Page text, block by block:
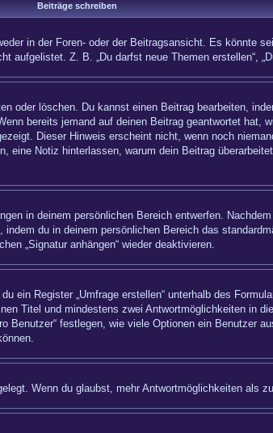
Beiträge schreiben
in der Foren- oder der Beitragsansicht. Es könnte
Z. B. „Du darfst neue Themen erstellen“,
oder löschen. Du kannst einen Beitrag bearbeiten,
bereits jemand auf deinen Beitrag geantwortet hat,
Dieser Hinweis erscheint nicht, wenn noch
Notiz hinterlassen, warum dein Beitrag
in deinem persönlichen Bereich entwerfen.
du in deinem persönlichen Bereich das
„Signatur anhängen“ wieder deaktivieren.
ein Register „Umfrage erstellen“ unterhalb des
Titel und mindestens zwei Antwortmöglichkeiten in
festlegen, wie viele Optionen ein Benutzer
Wenn du glaubst, mehr Antwortmöglichkeiten als